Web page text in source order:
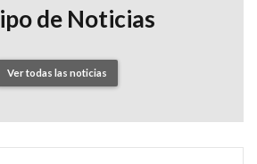
de Noticias
Ver todas las noticias